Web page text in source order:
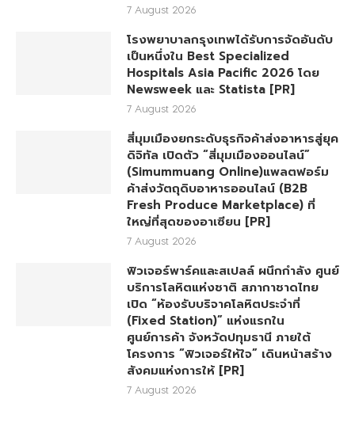
7 August 2026
โรงพยาบาลกรุงเทพได้รับการจัดอันดับ
เป็นหนึ่งใน Best Specialized
Hospitals Asia Pacific 2026 โดย
Newsweek และ Statista [PR]
7 August 2026
สี่มุมเมืองยกระดับธุรกิจค้าส่งอาหารสู่ยุค
ดิจิทัล เปิดตัว “สี่มุมเมืองออนไลน์”
(Simummuang Online)แพลตฟอร์ม
ค้าส่งวัตถุดิบอาหารออนไลน์ (B2B
Fresh Produce Marketplace) ที่
ใหญ่ที่สุดของอาเซียน [PR]
7 August 2026
ฟิวเจอร์พาร์คและสเปลล์ ผนึกกำลัง ศูนย์
บริการโลหิตแห่งชาติ สภากาชาดไทย
เปิด “ห้องรับบริจาคโลหิตประจำที่
(Fixed Station)” แห่งแรกใน
ศูนย์การค้า จังหวัดปทุมธานี ภายใต้
โครงการ “ฟิวเจอร์ให้ใจ” เดินหน้าสร้าง
สังคมแห่งการให้ [PR]
7 August 2026